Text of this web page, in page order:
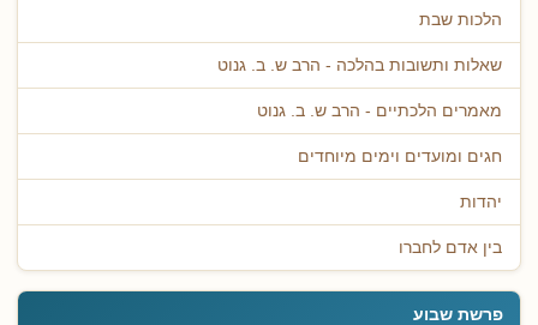
הלכות שבת
שאלות ותשובות בהלכה - הרב ש. ב. גנוט
מאמרים הלכתיים - הרב ש. ב. גנוט
חגים ומועדים וימים מיוחדים
יהדות
בין אדם לחברו
פרשת שבוע